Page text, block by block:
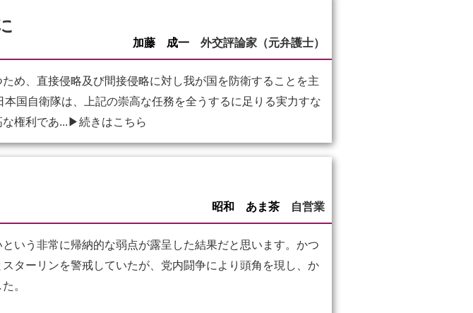
加藤 成一 外交評論家（元弁護士）
め、直接侵略及び間接侵略に対し我が国を防衛することを主
国自衛隊は、上記の崇高な任務を全うするに足りる実力すな
権利であ... ▶続きはこちら
昭和 あま茶 自営業
いう非常に帰納的な弱点が露呈した結果だと思います。かつ
ターリンを警戒していたが、党内闘争により頭角を現し、か
。